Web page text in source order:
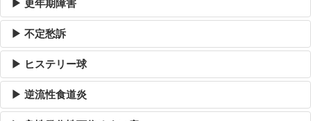
▶ 更年期障害
▶ 不定愁訴
▶ ヒステリー球
▶ 逆流性食道炎